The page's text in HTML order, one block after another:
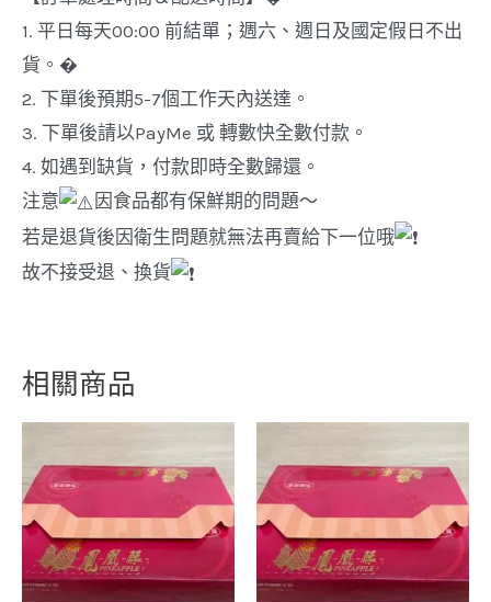
數
量
1. 平日每天00:00 前結單；週六、週日及國定假日不出
貨。�
2. 下單後預期5-7個工作天內送達。
3. 下單後請以PayMe 或 轉數快全數付款。
4. 如遇到缺貨，付款即時全數歸還。
注意
因食品都有保鮮期的問題～
若是退貨後因衛生問題就無法再賣給下一位哦
故不接受退、換貨
相關商品